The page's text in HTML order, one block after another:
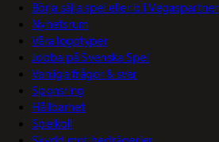
Börja sälja spel eller bli Vegaspartner
Nyhetsrum
Våra logotyper
Jobba på Svenska Spel
Vanliga frågor & svar
Sponsring
Hållbarhet
Spelkoll